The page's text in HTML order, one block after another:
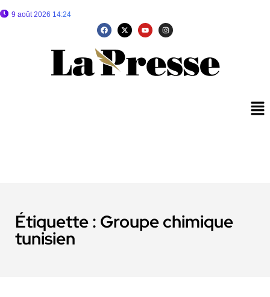
9 août 2026 14:24
Étiquette : Groupe chimique
tunisien